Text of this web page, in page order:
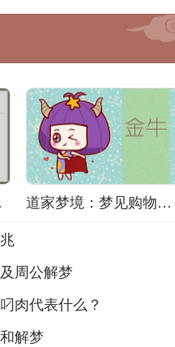
道家梦境：梦见购物的意义
周公解梦
肉代表什么？
解梦